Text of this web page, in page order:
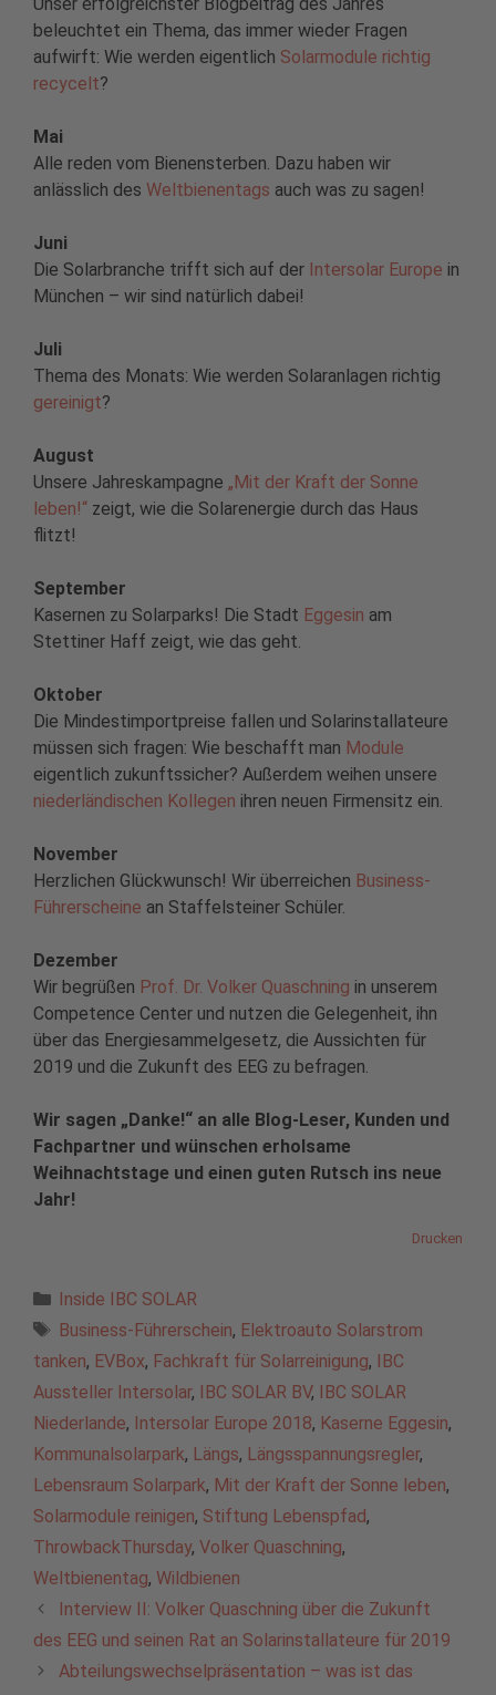
Unser erfolgreichster Blogbeitrag des Jahres
beleuchtet ein Thema, das immer wieder Fragen
aufwirft: Wie werden eigentlich Solarmodule richtig
recycelt?
Mai
Alle reden vom Bienensterben. Dazu haben wir
anlässlich des Weltbienentags auch was zu sagen!
Juni
Die Solarbranche trifft sich auf der Intersolar Europe in
München – wir sind natürlich dabei!
Juli
Thema des Monats: Wie werden Solaranlagen richtig
gereinigt?
August
Unsere Jahreskampagne „Mit der Kraft der Sonne
leben!“ zeigt, wie die Solarenergie durch das Haus
flitzt!
September
Kasernen zu Solarparks! Die Stadt Eggesin am
Stettiner Haff zeigt, wie das geht.
Oktober
Die Mindestimportpreise fallen und Solarinstallateure
müssen sich fragen: Wie beschafft man Module
eigentlich zukunftssicher? Außerdem weihen unsere
niederländischen Kollegen ihren neuen Firmensitz ein.
November
Herzlichen Glückwunsch! Wir überreichen Business-
Führerscheine an Staffelsteiner Schüler.
Dezember
Wir begrüßen Prof. Dr. Volker Quaschning in unserem
Competence Center und nutzen die Gelegenheit, ihn
über das Energiesammelgesetz, die Aussichten für
2019 und die Zukunft des EEG zu befragen.
Wir sagen „Danke!“ an alle Blog-Leser, Kunden und
Fachpartner und wünschen erholsame
Weihnachtstage und einen guten Rutsch ins neue
Jahr!
Drucken
Kategorien
Inside IBC SOLAR
Schlagwörter
Business-Führerschein, Elektroauto Solarstrom
tanken, EVBox, Fachkraft für Solarreinigung,
IBC
Aussteller Intersolar, IBC SOLAR BV,
IBC SOLAR
Niederlande, Intersolar Europe 2018, Kaserne Eggesin,
Kommunalsolarpark, Längs, Längsspannungsregler,
Lebensraum Solarpark, Mit der Kraft der Sonne leben,
Solarmodule reinigen, Stiftung Lebenspfad,
ThrowbackThursday, Volker Quaschning,
Weltbienentag, Wildbienen
Interview II: Volker Quaschning über die Zukunft
des EEG und seinen Rat an Solarinstallateure für 2019
Abteilungswechselpräsentation – was ist das